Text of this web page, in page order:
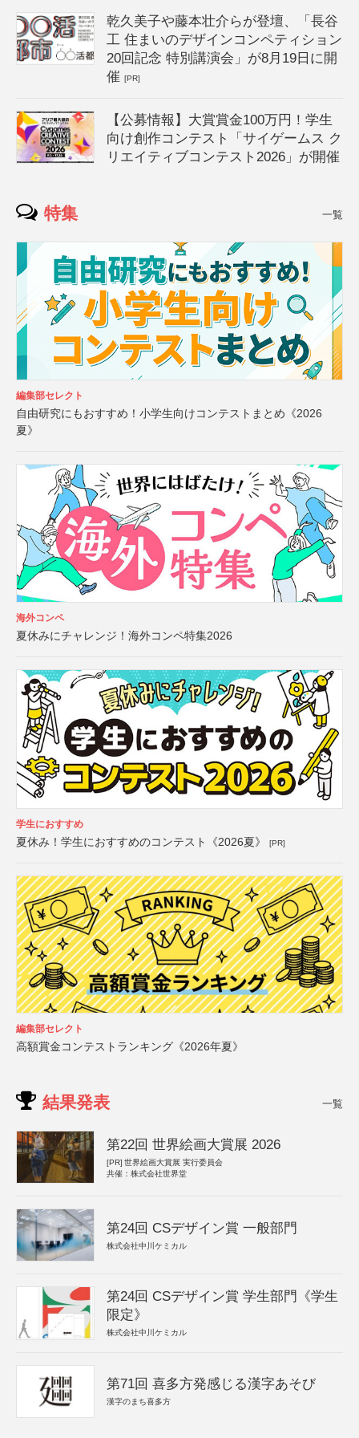
乾久美子や藤本壮介らが登壇、「長谷
工 住まいのデザインコンペティション
20回記念 特別講演会」が8月19日に開
催[PR]
【公募情報】大賞賞金100万円！学生
向け創作コンテスト「サイゲームス ク
リエイティブコンテスト2026」が開催
特集 一覧
編集部セレクト
自由研究にもおすすめ！小学生向けコンテストまとめ《2026
夏》
海外コンペ
夏休みにチャレンジ！海外コンペ特集2026
学生におすすめ
夏休み！学生におすすめのコンテスト《2026夏》 [PR]
編集部セレクト
高額賞金コンテストランキング《2026年夏》
結果発表 一覧
第22回 世界絵画大賞展 2026
[PR] 世界絵画大賞展 実行委員会
共催：株式会社世界堂
第24回 CSデザイン賞 一般部門
株式会社中川ケミカル
第24回 CSデザイン賞 学生部門《学生
限定》
株式会社中川ケミカル
第71回 喜多方発感じる漢字あそび
漢字のまち喜多方